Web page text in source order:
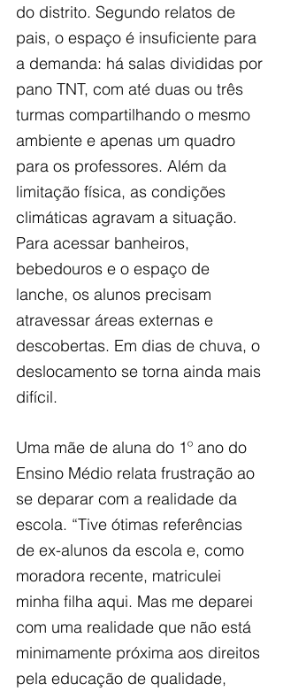
do distrito. Segundo relatos de
pais, o espaço é insuficiente para
a demanda: há salas divididas por
pano TNT, com até duas ou três
turmas compartilhando o mesmo
ambiente e apenas um quadro
para os professores. Além da
limitação física, as condições
climáticas agravam a situação.
Para acessar banheiros,
bebedouros e o espaço de
lanche, os alunos precisam
atravessar áreas externas e
descobertas. Em dias de chuva, o
deslocamento se torna ainda mais
difícil.
Uma mãe de aluna do 1º ano do
Ensino Médio relata frustração ao
se deparar com a realidade da
escola. “Tive ótimas referências
de ex-alunos da escola e, como
moradora recente, matriculei
minha filha aqui. Mas me deparei
com uma realidade que não está
minimamente próxima aos direitos
pela educação de qualidade,